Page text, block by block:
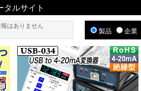
タルサイト
はありません
製品 企業